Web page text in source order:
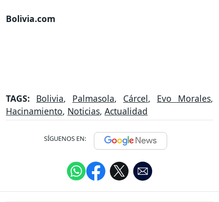
Bolivia.com
TAGS: Bolivia, Palmasola, Cárcel, Evo Morales,
Hacinamiento, Noticias, Actualidad
SÍGUENOS EN: